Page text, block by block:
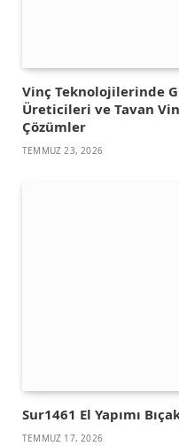
Vinç Teknolojilerinde
Üreticileri ve Tavan
Çözümler
TEMMUZ 23, 2026
Sur1461 El Yapımı
TEMMUZ 17, 2026